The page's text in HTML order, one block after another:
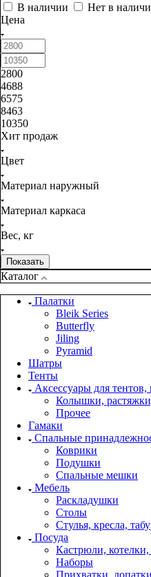
В наличии
Нет в
Цена
2800
4688
6575
8463
10350
Хит продаж
Цвет
Материал наружный
Материал каркаса
Вес, кг
Каталог
Палатки
Bleik Series
Butterfly
Jiling
Pyramid
Шатры
Тенты
Аксессуары для
Колышки,
Прочее
Гамаки
Спальные
Коврики
Подушки
Спальные мешки
Мебель
Раскладушки
Столы
Стулья, кресла,
Посуда
Кастрюли, котелки,
Наборы
Прихватки,